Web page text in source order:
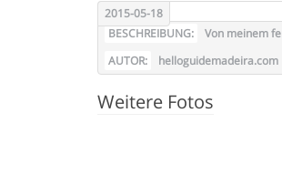
2015-05-18
BESCHREIBUNG:
Von meinem
AUTOR:
helloguidemadeira.com
Weitere Fotos